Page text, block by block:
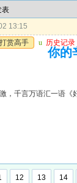
表
13:15
打赏高手 u 历史记录
你的
，千言万语汇一语《
12 13 14